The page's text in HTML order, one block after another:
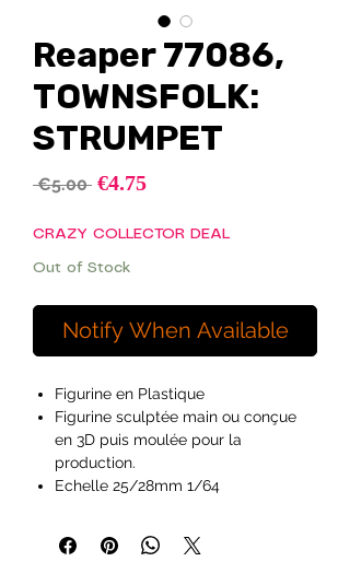
Reaper 77086,
TOWNSFOLK:
STRUMPET
€5.00 Regular
€4.75
CRAZY COLLECTOR DEAL
Out of Stock
Notify When Available
Figurine en Plastique
Figurine sculptée main ou conçue
en 3D puis moulée pour la
production.
Echelle 25/28mm 1/64
exérimentés et les hobyistes.
Figurines vendues non peintes et